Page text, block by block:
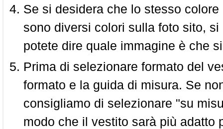
Se si desidera che lo stesso
sono diversi colori sulla foto sito,
potete dire quale immagine è che
Prima di selezionare formato del
formato e la guida di misura. Se
consigliamo di selezionare "su
modo che il vestito sarà più adatto